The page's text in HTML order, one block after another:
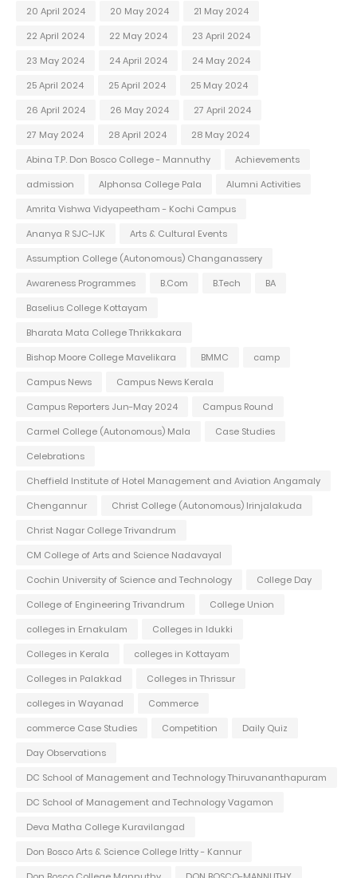
20 April 2024
20 May 2024
21 May 2024
22 April 2024
22 May 2024
23 April 2024
23 May 2024
24 April 2024
24 May 2024
25 April 2024
25 April 2024
25 May 2024
26 April 2024
26 May 2024
27 April 2024
27 May 2024
28 April 2024
28 May 2024
Abina T.P. Don Bosco College - Mannuthy
Achievements
admission
Alphonsa College Pala
Alumni Activities
Amrita Vishwa Vidyapeetham - Kochi Campus
Ananya R SJC-IJK
Arts & Cultural Events
Assumption College (Autonomous) Changanassery
Awareness Programmes
B.Com B.Tech
BA
Baselius College Kottayam
Bharata Mata College Thrikkakara
Bishop Moore College Mavelikara
BMMC
camp
Campus News
Campus News Kerala
Campus Reporters Jun-May 2024
Campus Round
Carmel College (Autonomous) Mala
Case Studies
Celebrations
Cheffield Institute of Hotel Management and Aviation Angamaly
Chengannur
Christ College (Autonomous) Irinjalakuda
Christ Nagar College Trivandrum
CM College of Arts and Science Nadavayal
Cochin University of Science and Technology
College Day
College of Engineering Trivandrum
College Union
colleges in Ernakulam
Colleges in Idukki
Colleges in Kerala
colleges in Kottayam
Colleges in Palakkad
Colleges in Thrissur
colleges in Wayanad
Commerce
commerce Case Studies
Competition
Daily Quiz
Day Observations
DC School of Management and Technology Thiruvananthapuram
DC School of Management and Technology Vagamon
Deva Matha College Kuravilangad
Don Bosco Arts & Science College Iritty - Kannur